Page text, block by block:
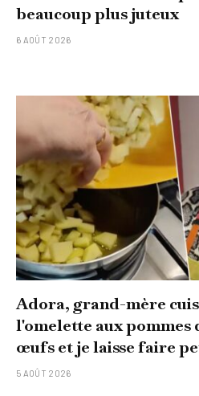
beaucoup plus juteux
6 AOÛT 2026
Adora, grand-mère
l'omelette aux pommes
œufs et je laisse faire
5 AOÛT 2026